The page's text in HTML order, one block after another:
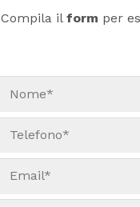
Compila il form per